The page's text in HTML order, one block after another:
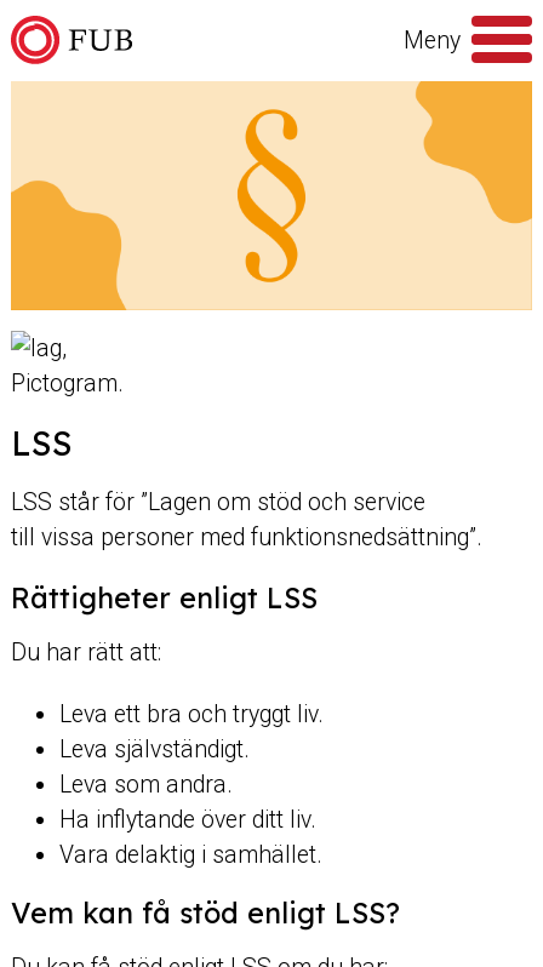
Hoppa till innehåll
Meny
LSS
LSS står för ”Lagen om stöd och service
till vissa personer med funktionsnedsättning”.
Rättigheter enligt LSS
Du har rätt att:
Leva ett bra och tryggt liv.
Leva självständigt.
Leva som andra.
Ha inflytande över ditt liv.
Vara delaktig i samhället.
Vem kan få stöd enligt LSS?